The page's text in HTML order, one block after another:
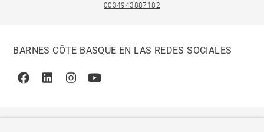
0034943887182
BARNES CÔTE BASQUE EN LAS REDES SOCIALES
FacebookLinkedinInstagramYoutube